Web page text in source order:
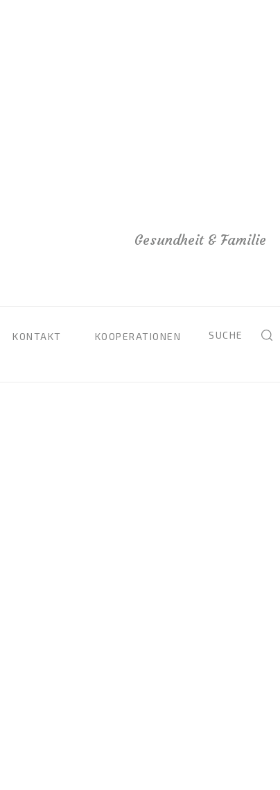
Gesundheit & Familie
KONTAKT KOOPERATIONEN SUCHE